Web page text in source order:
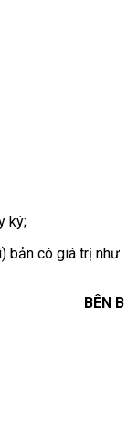
ký;
bản có giá trị như
B